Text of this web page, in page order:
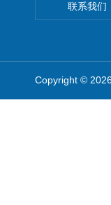
联系我们
Copyright ©